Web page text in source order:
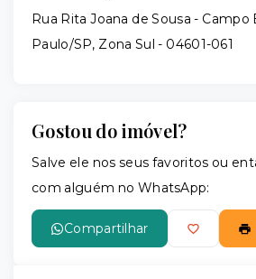
Rua Rita Joana de Sousa - Campo
Paulo/SP, Zona Sul - 04601-061
Gostou do imóvel?
Salve ele nos seus favoritos ou
com alguém no WhatsApp:
Compartilhar